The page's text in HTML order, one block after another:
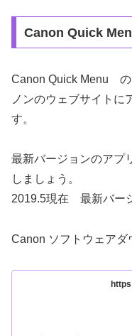
Canon Quick
Canon Quick Menu の
ノンのウェブサイトに
す。
最新バージョンのアプ
しましょう。
2019.5現在 最新バー
Canon ソフトウェアダ